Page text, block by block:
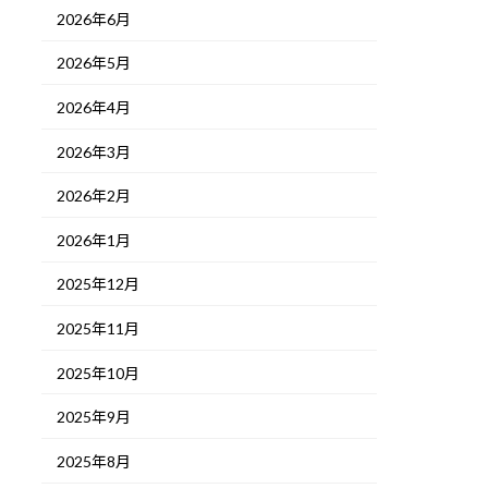
2026年6月
2026年5月
2026年4月
2026年3月
2026年2月
2026年1月
2025年12月
2025年11月
2025年10月
2025年9月
2025年8月